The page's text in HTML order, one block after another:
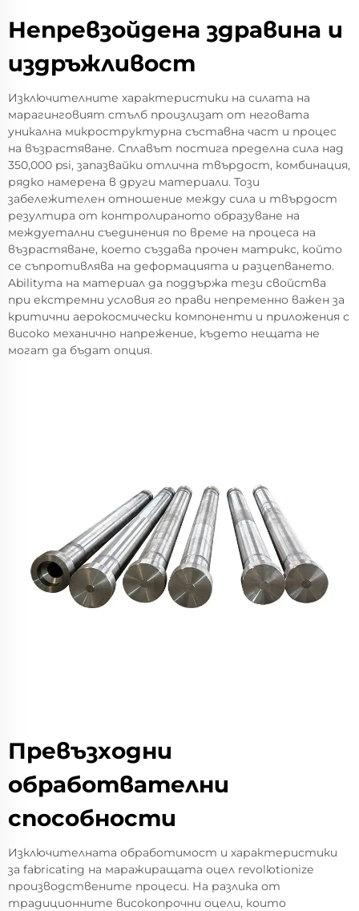
Непревзойденa здравина и
издръжливост
Изключителните характеристики на силата на
марагинговият стълб произлизат от неговата
уникална микроструктурна съставна част и процес
на възрастяване. Сплавът постига пределна сила над
350,000 psi, запазвайки отлична твърдост, комбинация,
рядко намерена в други материали. Този
забележителен отношение между сила и твърдост
резултира от контролираното образуване на
междуетални съединения по време на процеса на
възрастяване, което създава прочен матрикс, който
се съпротивлява на деформацията и разцепването.
Abilityта на материал да поддържа тези свойства
при екстремни условия го прави непременно важен за
критични аерокосмически компоненти и приложения с
високо механично напрежение, където нещата не
могат да бъдат опция.
Превъзходни
обработвателни
способности
Изключителната обработимост и характеристики
за fabricating на маражиращата оцел revolюtionize
производствените процеси. На разлика от
традиционните високопрочни оцели, които